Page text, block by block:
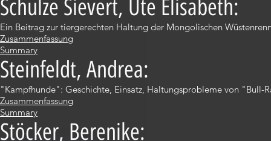
Schulze Sievert, Ute Elisabeth:
Ein Beitrag zur tiergerechten Haltung der Mongolischen
Zusammenfassung
Summary
Steinfeldt, Andrea:
"Kampfhunde": Geschichte, Einsatz, Haltungsprobleme von "Bull-
Zusammenfassung
Summary
Stöcker, Berenike: